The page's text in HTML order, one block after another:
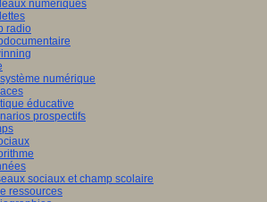
numériques
radio
numérique
éducative
prospectifs
sociaux et champ scolaire
ressources